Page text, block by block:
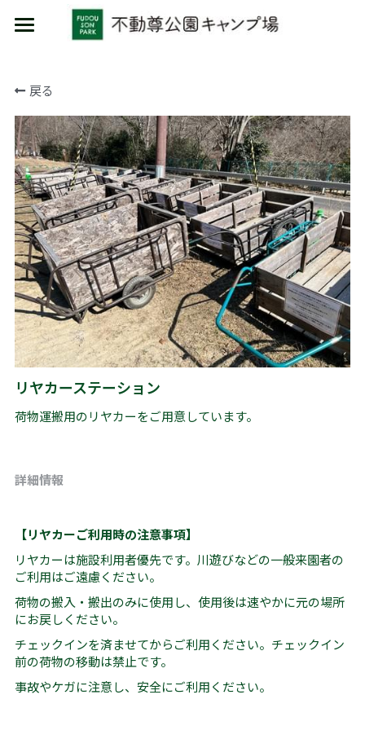
施設利用
キャンプ
日帰り
コテージ
イベント
物販/レンタル
物販
レンタル品
カフェ/食材セット
場内ルール
場内案内
MARUMORI-SAUNA
戻る
リヤカーステーション
荷物運搬用のリヤカーをご用意しています。
詳細情報
【リヤカーご利用時の注意事項】
リヤカーは施設利用者優先です。川遊びなどの一般来園者の
ご利用はご遠慮ください。
荷物の搬入・搬出のみに使用し、使用後は速やかに元の場所
にお戻しください。
チェックインを済ませてからご利用ください。チェックイン
前の荷物の移動は禁止です。
事故やケガに注意し、安全にご利用ください。